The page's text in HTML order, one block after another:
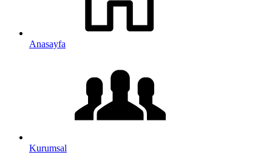
Anasayfa
Kurumsal